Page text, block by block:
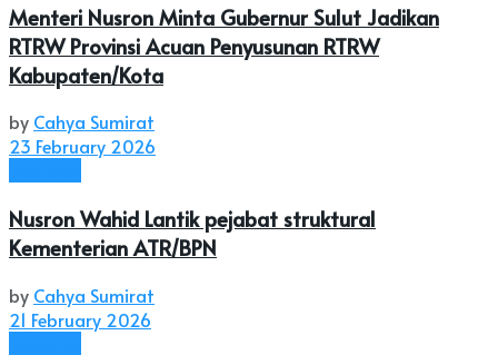
Menteri Nusron Minta Gubernur Sulut Jadikan
RTRW Provinsi Acuan Penyusunan RTRW
Kabupaten/Kota
by Cahya Sumirat
23 February 2026
Nusron Wahid Lantik pejabat struktural
Kementerian ATR/BPN
by Cahya Sumirat
21 February 2026